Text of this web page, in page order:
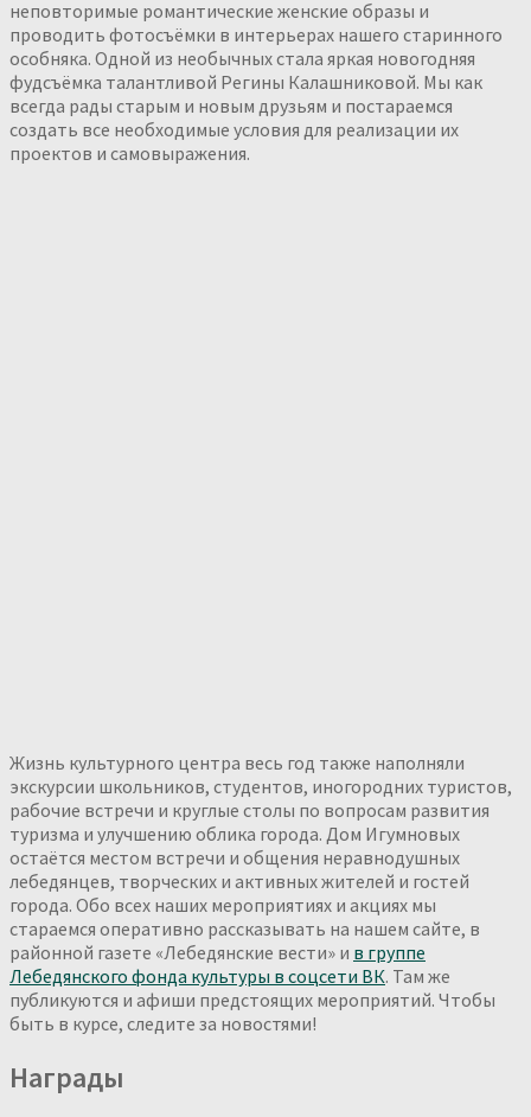
неповторимые романтические женские образы и
проводить фотосъёмки в интерьерах нашего старинного
особняка. Одной из необычных стала яркая новогодняя
фудсъёмка талантливой Регины Калашниковой. Мы как
всегда рады старым и новым друзьям и постараемся
создать все необходимые условия для реализации их
проектов и самовыражения.
Жизнь культурного центра весь год также наполняли
экскурсии школьников, студентов, иногородних туристов,
рабочие встречи и круглые столы по вопросам развития
туризма и улучшению облика города. Дом Игумновых
остаётся местом встречи и общения неравнодушных
лебедянцев, творческих и активных жителей и гостей
города. Обо всех наших мероприятиях и акциях мы
стараемся оперативно рассказывать на нашем сайте, в
районной газете «Лебедянские вести» и в группе
Лебедянского фонда культуры в соцсети ВК. Там же
публикуются и афиши предстоящих мероприятий. Чтобы
быть в курсе, следите за новостями!
Награды